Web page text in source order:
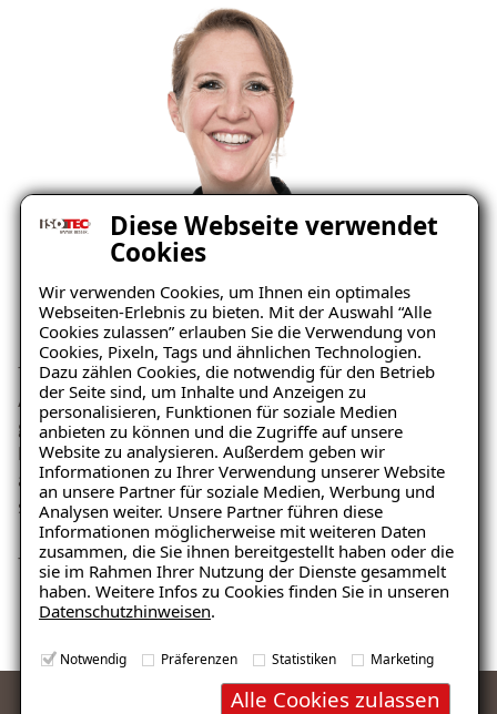
Diese Webseite verwendet
Cookies
Wir verwenden Cookies, um Ihnen ein optimales
Webseiten-Erlebnis zu bieten. Mit der Auswahl “Alle
Cookies zulassen” erlauben Sie die Verwendung von
Cookies, Pixeln, Tags und ähnlichen Technologien.
Dazu zählen Cookies, die notwendig für den Betrieb
der Seite sind, um Inhalte und Anzeigen zu
personalisieren, Funktionen für soziale Medien
anbieten zu können und die Zugriffe auf unsere
Website zu analysieren. Außerdem geben wir
Informationen zu Ihrer Verwendung unserer Website
an unsere Partner für soziale Medien, Werbung und
Analysen weiter. Unsere Partner führen diese
Informationen möglicherweise mit weiteren Daten
zusammen, die Sie ihnen bereitgestellt haben oder die
sie im Rahmen Ihrer Nutzung der Dienste gesammelt
haben. Weitere Infos zu Cookies finden Sie in unseren
Datenschutzhinweisen.
Notwendig Präferenzen Statistiken Marketing
Alle Cookies zulassen
Tamara Benoni ist zuständig für die administrative
Auftragsabwicklung. Auch zu ihrem Aufgabenbereich
gehört das Vereinbaren der 1. Termine und das
Disponieren der Projekte. Ihre freundliche und
aufgestellte Art lässt sich im Team und am Telefon gut
spüren.
Toll, dass du in unserem Team bist!